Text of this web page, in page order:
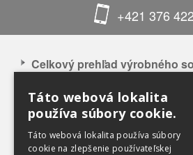
+421 376
Celkový prehľad výrobného
CELKOVÝ PREHĽAD VÝROBNÉHO
BALÍKOVACIE LISY 3 – 12 T TLAKU
LISOVACIE KONTAJNERY
Táto webová lokalita
používa súbory cookie.
Táto webová lokalita používa súbory
cookie na zlepšenie používateľskej